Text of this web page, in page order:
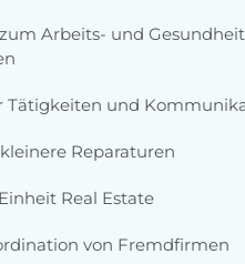
Arbeits- und
Tätigkeiten und
Reparaturen
Real Estate
von Fremdfirmen